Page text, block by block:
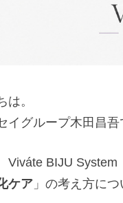
は。
イグループ木田昌吾
Viváte BIJU System
ケア 」の考え方に